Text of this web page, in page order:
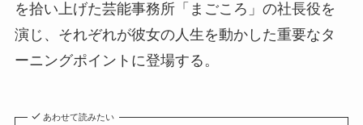
を拾い上げた芸能事務所「まごころ」の社長役を
演じ、それぞれが彼女の人生を動かした重要なタ
ーニングポイントに登場する。
あわせて読みたい